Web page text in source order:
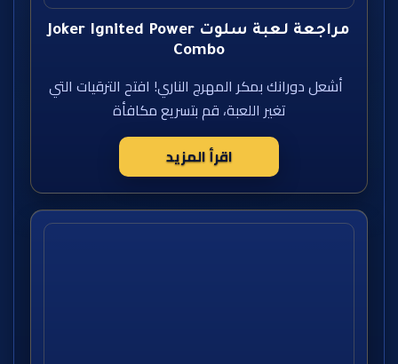
مراجعة لعبة سلوت Joker Ignited Power
Combo
أشعل دورانك بمكر المهرج الناري! افتح الترقيات التي
تغير اللعبة، قم بتسريع مكافأة
اقرأ المزيد